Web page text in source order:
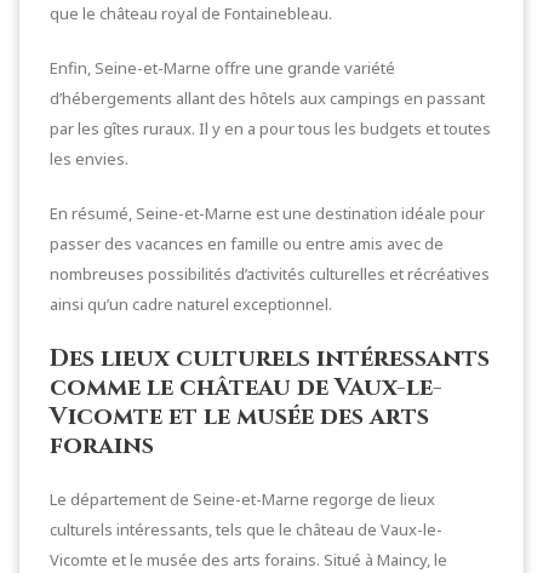
que le château royal de Fontainebleau.
Enfin, Seine-et-Marne offre une grande variété
d’hébergements allant des hôtels aux campings en passant
par les gîtes ruraux. Il y en a pour tous les budgets et toutes
les envies.
En résumé, Seine-et-Marne est une destination idéale pour
passer des vacances en famille ou entre amis avec de
nombreuses possibilités d’activités culturelles et récréatives
ainsi qu’un cadre naturel exceptionnel.
Des lieux culturels intéressants
comme le château de Vaux-le-
Vicomte et le musée des arts
forains
Le département de Seine-et-Marne regorge de lieux
culturels intéressants, tels que le château de Vaux-le-
Vicomte et le musée des arts forains. Situé à Maincy, le